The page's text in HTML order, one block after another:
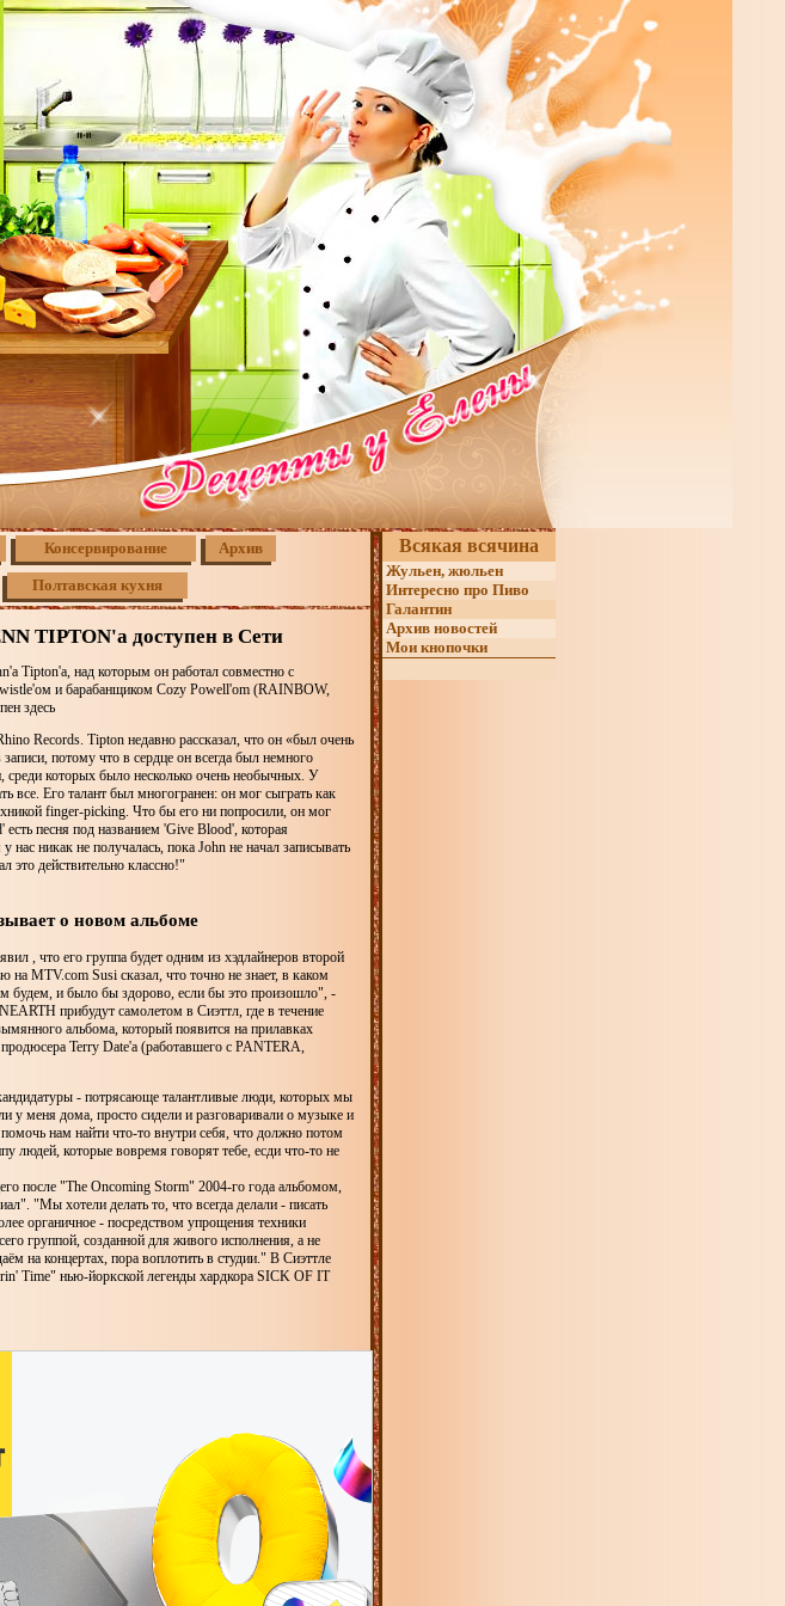
Консервирование Архив
Полтавская кухня
TIPTON'а доступен в Сети
Tipton'a, над которым он работал совместно с
и барабанщиком Cozy Powell'om (RAINBOW,
здесь
Records. Tipton недавно рассказал, что он «был очень
потому что в сердце он всегда был немного
которых было несколько очень необычных. У
все. Его талант был многогранен: он мог сыграть как
finger-picking. Что бы его ни попросили, он мог
песня под названием 'Give Blood', которая
никак не получалась, пока John не начал записывать
это действительно классно!"
о новом альбоме
, что его группа будет одним из хэдлайнеров второй
на MTV.com Susi сказал, что точно не знает, в каком
будем, и было бы здорово, если бы это произошло", -
прибудут самолетом в Сиэттл, где в течение
альбома, который появится на прилавках
Terry Date'а (работавшего с PANTERA,
- потрясающе талантливые люди, которых мы
у меня дома, просто сидели и разговаривали о музыке и
нам найти что-то внутри себя, что должно потом
людей, которые вовремя говорят тебе, есди что-то не
после "The Oncoming Storm" 2004-го года альбомом,
"Мы хотели делать то, что всегда делали - писать
органичное - посредством упрощения техники
группой, созданной для живого исполнения, а не
на концертах, пора воплотить в студии." В Сиэттле
Time" нью-йоркской легенды хардкора SICK OF IT
Всякая всячина
Жульен, жюльен
Интересно про Пиво
Галантин
Архив новостей
Мои кнопочки